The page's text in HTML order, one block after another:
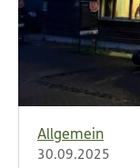
Allgemein
30.09.2025